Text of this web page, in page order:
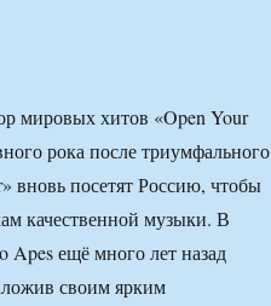
мировых хитов «Open Your
рока после триумфального
вновь посетят Россию, чтобы
качественной музыки. В
Apes ещё много лет назад
своим ярким